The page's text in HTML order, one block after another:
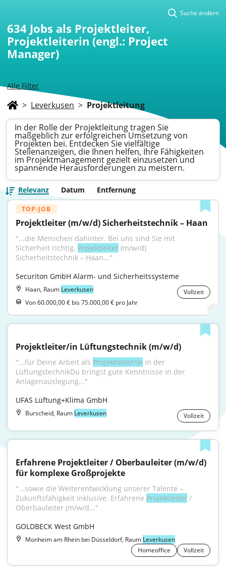
Alle Filter
Suche ändern
634 Jobs als Projektleiter,
Projektleiterin (engl.: Project
Manager)
> Leverkusen > Projektleitung
In der Rolle der Projektleitung tragen Sie
maßgeblich zur erfolgreichen Umsetzung von
Projekten bei. Entdecken Sie vielfältige
Stellenanzeigen, die Ihnen helfen, Ihre Fähigkeiten
im Projektmanagement gezielt einzusetzen und
spannende Herausforderungen zu meistern.
Relevanz Datum Entfernung
TOP-JOB
Projektleiter (m/w/d) Sicherheitstechnik – Haan
"...die Menschen dahinter. Bei uns sind Sie mit
Sicherheit richtig. Projektleiter (m/w/d)
Sicherheitstechnik – Haan..."
Securiton GmbH Alarm- und Sicherheitssysteme
Haan, Raum Leverkusen
Vollzeit
Von 60.000,00 € bis 75.000,00 € pro Jahr
Projektleiter/in Lüftungstechnik (m/w/d)
"...für Deine Arbeit als Projektleiter/in in der
LüftungstechnikDu bringst gute Kenntnisse in der
Anlagenauslegung..."
UFAS Lüftung+Klima GmbH
Burscheid, Raum Leverkusen Vollzeit
Erfahrene Projektleiter / Oberbauleiter (m/w/d)
für komplexe Großprojekte
"...sowie die Weiterentwicklung unserer Talente –
Zukunftsfähigkeit inklusive. Erfahrene Projektleiter /
Oberbauleiter (m/w/d..."
GOLDBECK West GmbH
Monheim am Rhein bei Düsseldorf, Raum Leverkusen
Homeoffice
Vollzeit